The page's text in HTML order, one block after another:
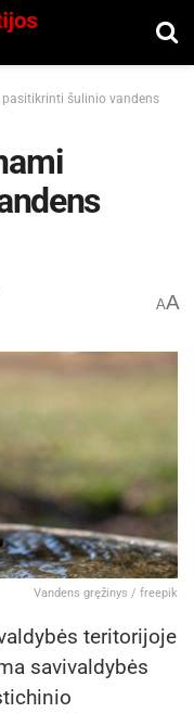
šulinio vandens
AA
Vandens gręžinys / freepik
teritorijoje
savivaldybės